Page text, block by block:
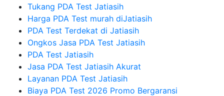
Tukang PDA Test Jatiasih
Harga PDA Test murah diJatiasih
PDA Test Terdekat di Jatiasih
Ongkos Jasa PDA Test Jatiasih
PDA Test Jatiasih
Jasa PDA Test Jatiasih Akurat
Layanan PDA Test Jatiasih
Biaya PDA Test 2026 Promo Bergaransi